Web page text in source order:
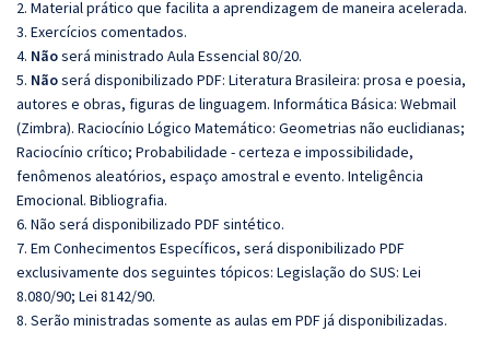
2. Material prático que facilita a aprendizagem de maneira acelerada.
3. Exercícios comentados.
4. Nãoserá ministrado Aula Essencial 80/20.
5. Nãoserá disponibilizado PDF: Literatura Brasileira: prosa e poesia,
autores e obras, figuras de linguagem. Informática Básica: Webmail
(Zimbra). Raciocínio Lógico Matemático: Geometrias não euclidianas;
Raciocínio crítico; Probabilidade - certeza e impossibilidade,
fenômenos aleatórios, espaço amostral e evento. Inteligência
Emocional. Bibliografia.
6. Não será disponibilizado PDF sintético.
7. Em Conhecimentos Específicos, será disponibilizado PDF
exclusivamente dos seguintes tópicos: Legislação do SUS: Lei
8.080/90; Lei 8142/90.
8. Serão ministradas somente as aulas em PDF já disponibilizadas.